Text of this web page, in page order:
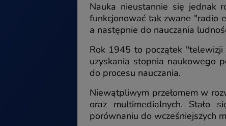
Nauka nieustannie się jednak
funkcjonować tak zwane "radio
a następnie do nauczania
Rok 1945 to początek "telewizji
uzyskania stopnia naukowego
do procesu nauczania.
Niewątpliwym przełomem w
oraz multimedialnych. Stało
porównaniu do wcześniejszych